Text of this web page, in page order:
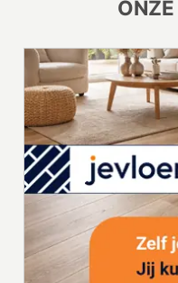
ONZE